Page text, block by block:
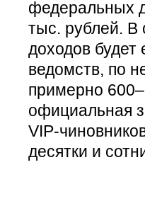
федеральных
тыс. рублей.
доходов
ведомств, по
примерно
официальная
VIP-
десятки и